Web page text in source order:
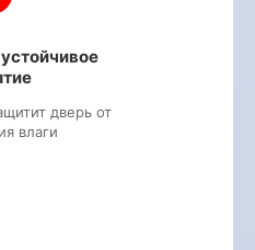
дверь от
влаги